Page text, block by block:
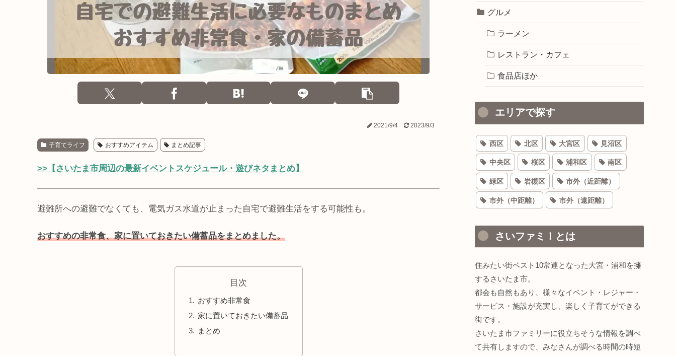
2021/9/4 2023/9/3
子育てライフ おすすめアイテム まとめ記事
>>【さいたま市周辺の最新イベントスケジュール・遊びネタまとめ】
避難所への避難でなくても、電気ガス水道が止まった自宅で避難生活をする可能性も。
おすすめの非常食、家に置いておきたい備蓄品をまとめました。
目次
おすすめ非常食
家に置いておきたい備蓄品
まとめ
グルメ
ラーメン
レストラン・カフェ
食品店ほか
エリアで探す
西区 北区 大宮区 見沼区
中央区 桜区 浦和区 南区
緑区 岩槻区 市外（近距離）
市外（中距離） 市外（遠距離）
さいファミ！とは
住みたい街ベスト10常連となった大宮・浦和を擁
するさいたま市。
都会も自然もあり、様々なイベント・レジャー・
サービス・施設が充実し、楽しく子育てができる
街です。
さいたま市ファミリーに役立ちそうな情報を調べ
て共有しますので、みなさんが調べる時間の時短